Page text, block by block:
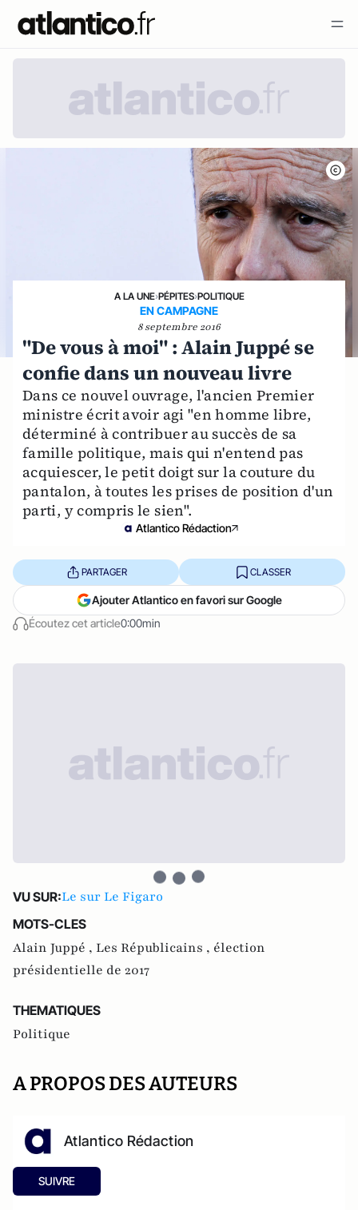
A LA UNE›PÉPITES›POLITIQUE
EN CAMPAGNE
8 septembre 2016
"De vous à moi" : Alain Juppé se
confie dans un nouveau livre
Dans ce nouvel ouvrage, l'ancien Premier
ministre écrit avoir agi "en homme libre,
déterminé à contribuer au succès de sa
famille politique, mais qui n'entend pas
acquiescer, le petit doigt sur la couture du
pantalon, à toutes les prises de position d'un
parti, y compris le sien".
Atlantico Rédaction
Écoutez cet article0:00min
PARTAGER CLASSER
Ajouter Atlantico en favori sur Google
VU SUR:Le sur Le Figaro
MOTS-CLES
Alain Juppé , Les Républicains , élection
présidentielle de 2017
THEMATIQUES
Politique
A PROPOS DES AUTEURS
Atlantico Rédaction
SUIVRE